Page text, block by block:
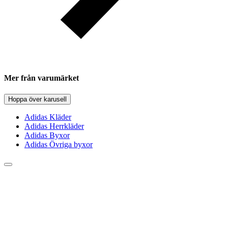
Mer från varumärket
Hoppa över karusell
Adidas Kläder
Adidas Herrkläder
Adidas Byxor
Adidas Övriga byxor